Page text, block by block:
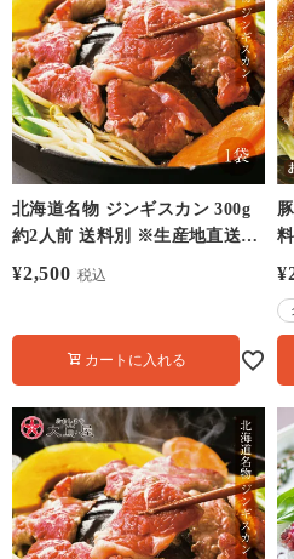
北海道名物 ジンギスカン 300g
約2人前 送料別 ※生産地直送の
ため大嶌屋冷凍商品同梱不可
¥2,500 税込
カートに入れる
¥